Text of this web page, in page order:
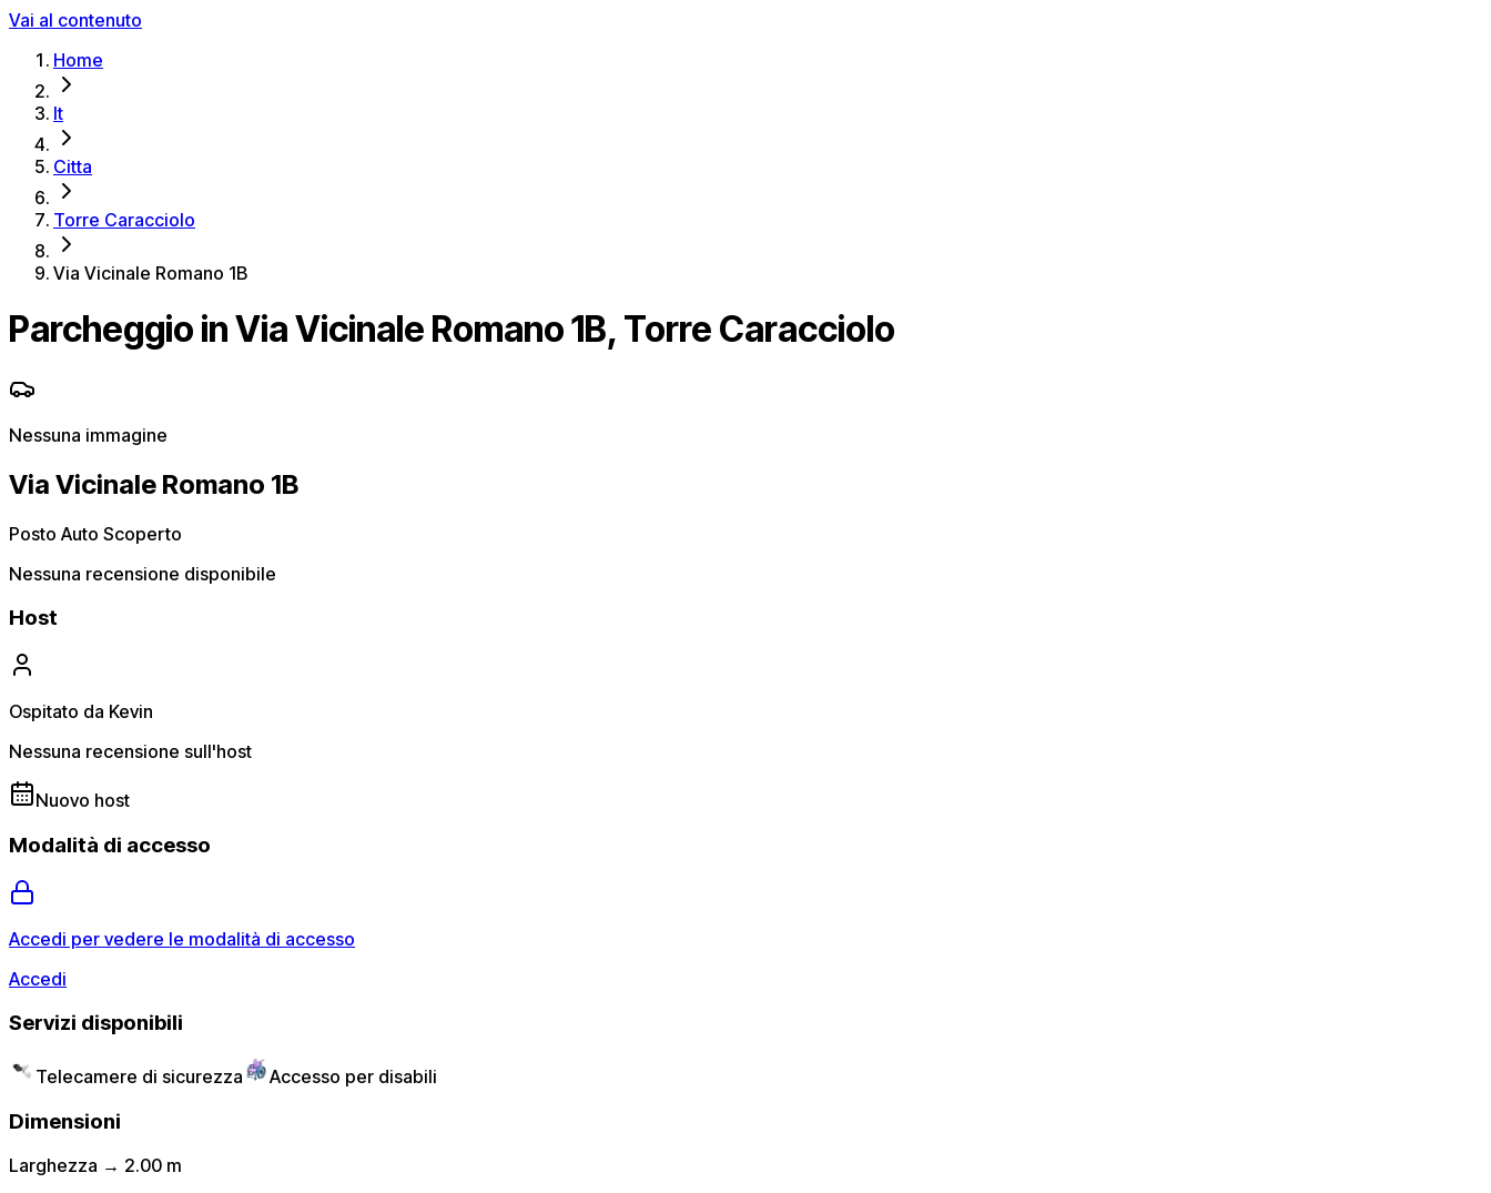
Vai al contenuto
Home
It
Citta
Torre Caracciolo
Via Vicinale Romano 1B
Parcheggio in Via Vicinale Romano 1B, Torre Caracciolo
Nessuna immagine
Via Vicinale Romano 1B
Posto Auto Scoperto
Nessuna recensione disponibile
Host
Ospitato da Kevin
Nessuna recensione sull'host
Nuovo host
Modalità di accesso
Accedi per vedere le modalità di accesso
Accedi
Servizi disponibili
Telecamere di sicurezza Accesso per disabili
Dimensioni
Larghezza → 2.00 m